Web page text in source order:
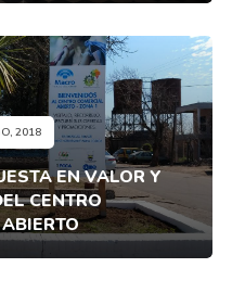
2018
EN VALOR Y
CENTRO